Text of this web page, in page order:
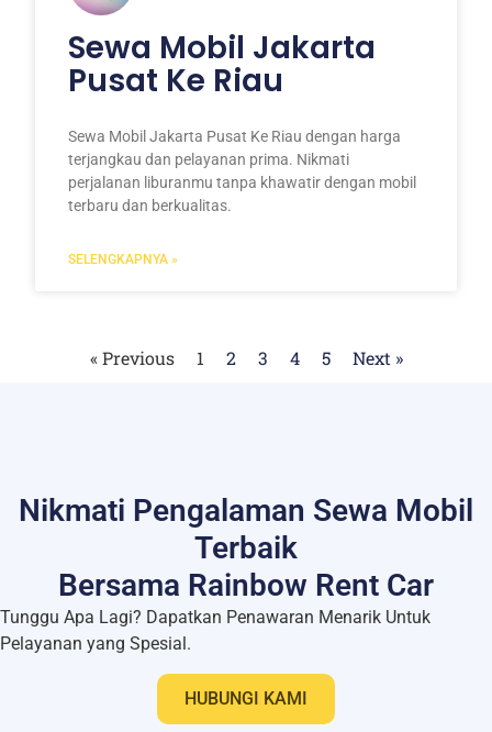
Sewa Mobil Jakarta
Pusat Ke Riau
Sewa Mobil Jakarta Pusat Ke Riau dengan harga
terjangkau dan pelayanan prima. Nikmati
perjalanan liburanmu tanpa khawatir dengan mobil
terbaru dan berkualitas.
SELENGKAPNYA »
« Previous 1 2 3 4 5 Next »
Nikmati Pengalaman Sewa Mobil
Terbaik
Bersama Rainbow Rent Car
Tunggu Apa Lagi? Dapatkan Penawaran Menarik Untuk
Pelayanan yang Spesial.
HUBUNGI KAMI